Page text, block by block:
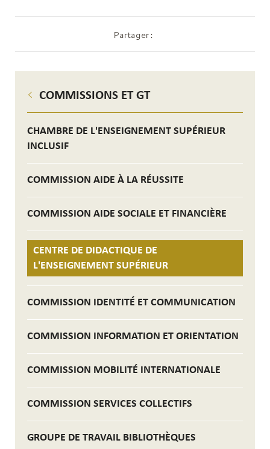
COMMISSIONS ET GT
CHAMBRE DE L'ENSEIGNEMENT SUPÉRIEUR
INCLUSIF
COMMISSION AIDE À LA RÉUSSITE
COMMISSION AIDE SOCIALE ET FINANCIÈRE
CENTRE DE DIDACTIQUE DE
L'ENSEIGNEMENT SUPÉRIEUR
COMMISSION IDENTITÉ ET COMMUNICATION
COMMISSION INFORMATION ET ORIENTATION
COMMISSION MOBILITÉ INTERNATIONALE
COMMISSION SERVICES COLLECTIFS
GROUPE DE TRAVAIL BIBLIOTHÈQUES
Partager :